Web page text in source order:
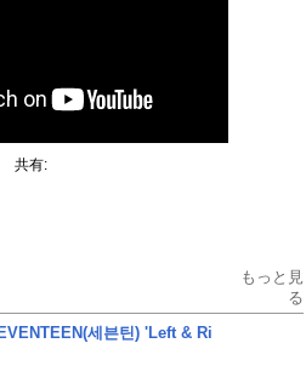
共有:
もっと見
る
세븐틴) 'Left & Ri